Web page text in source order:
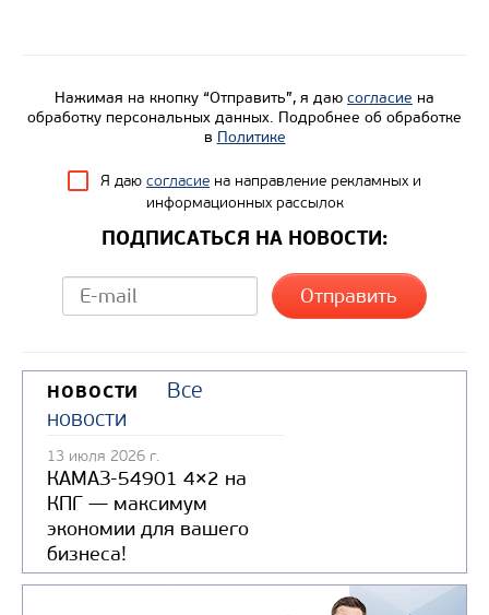
Нажимая на кнопку “Отправить”, я даю согласие на
обработку персональных данных. Подробнее об обработке
в Политике
Я даю согласие на направление рекламных и
информационных рассылок
ПОДПИСАТЬСЯ НА НОВОСТИ:
НОВОСТИ
Все
новости
13 июля 2026 г.
КАМАЗ-54901 4×2 на
КПГ — максимум
экономии для вашего
бизнеса!